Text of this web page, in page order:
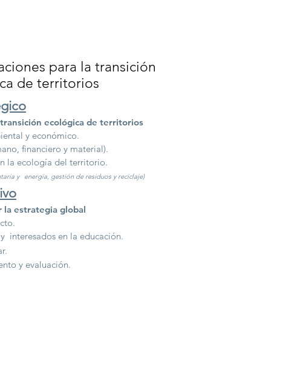
para la transición
de territorios
ecológica de territorios
y económico.
financiero y material).
la ecología del territorio.
y energía, gestión de residuos y reciclaje)
la estrategia global
interesados en la educación.
y evaluación.